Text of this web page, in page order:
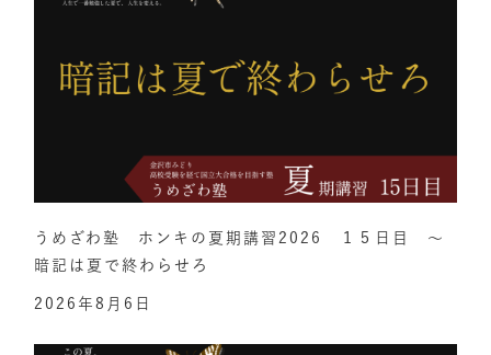
うめざわ塾 ホンキの夏期講習2026 １５日目 ～
暗記は夏で終わらせろ
2026年8月6日